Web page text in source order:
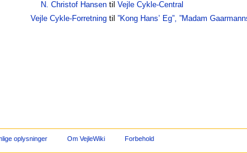
N. Christof Hansen til Vejle Cykle-Central
Vejle Cykle-Forretning til ”Kong Hans’ Eg”, ”Madam
oplysninger Om VejleWiki Forbehold